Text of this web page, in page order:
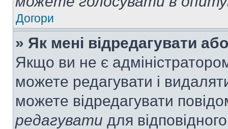
Догори
» Як мені відредагувати
Якщо ви не є
можете редагувати і
можете відредагувати
редагувати для